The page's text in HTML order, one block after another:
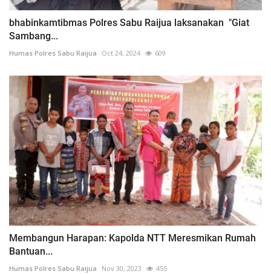
bhabinkamtibmas Polres Sabu Raijua laksanakan "Giat
Sambang...
Humas Polres Sabu Raijua Oct 24, 2024 609
Membangun Harapan: Kapolda NTT Meresmikan Rumah
Bantuan...
Humas Polres Sabu Raijua Nov 30, 2023 455